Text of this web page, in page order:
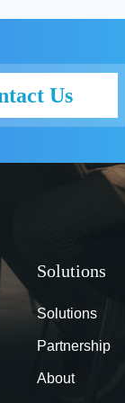
Us
Solutions
Partnership
About